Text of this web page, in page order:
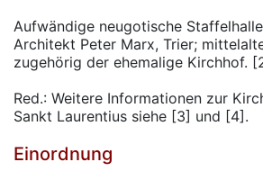
Aufwändige neugotische
Architekt Peter Marx, Trier;
zugehörig der ehemalige Kirchhof.
Red.: Weitere Informationen zur
Sankt Laurentius siehe [3] und [4].
Einordnung